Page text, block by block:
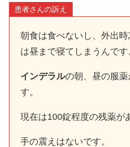
患者さんの訴え
朝食は食べないし、外出
は昼まで寝てしまうんです
インデラルの朝、昼の服
す。
現在は100錠程度の残薬が
手の震えはないです。